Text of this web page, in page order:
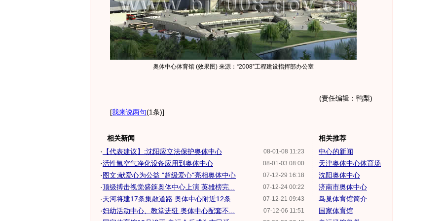
奥体中心体育馆 (效果图) 来源：“2008”工程建设指挥部办公室
(责任编辑：鸭梨)
[我来说两句(1条)]
相关新闻
08-01-08 11:23
· 【代表建议】:沈阳应立法保护奥体中心
08-01-03 08:00
·活性氧空气净化设备应用到奥体中心
07-12-29 16:18
·图文:献爱心为公益 "超级爱心"亮相奥体中心
07-12-24 00:22
·顶级搏击视觉盛筵奥体中心上演 英雄榜完...
07-12-21 09:43
·天河将建17条集散道路 奥体中心附近12条
07-12-06 11:51
·妇幼活动中心、教堂进驻 奥体中心配套不...
相关推荐
中心的新闻
天津奥体中心体育场
沈阳奥体中心
济南市奥体中心
鸟巢体育馆简介
国家体育馆